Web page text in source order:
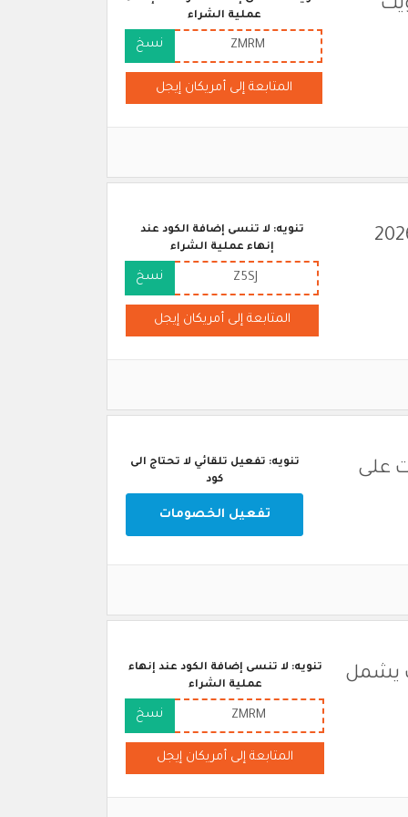
عملية الشراء
ZMRM نسخ
المتابعة إلى أمريكان إيجل
امريكان ايجل (جديد 2026
تنويه: لا تنسى إضافة الكود عند
إنهاء عملية الشراء
Z5SJ نسخ
المتابعة إلى أمريكان إيجل
على
تنويه: تفعيل تلقائي لا تحتاج الى
كود
تفعيل الخصومات
يشمل
تنويه: لا تنسى إضافة الكود عند إنهاء
عملية الشراء
ZMRM نسخ
المتابعة إلى أمريكان إيجل